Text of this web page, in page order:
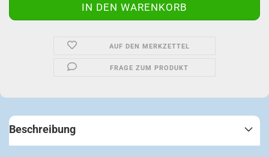
AUF DEN MERKZETTEL
FRAGE ZUM PRODUKT
Beschreibung